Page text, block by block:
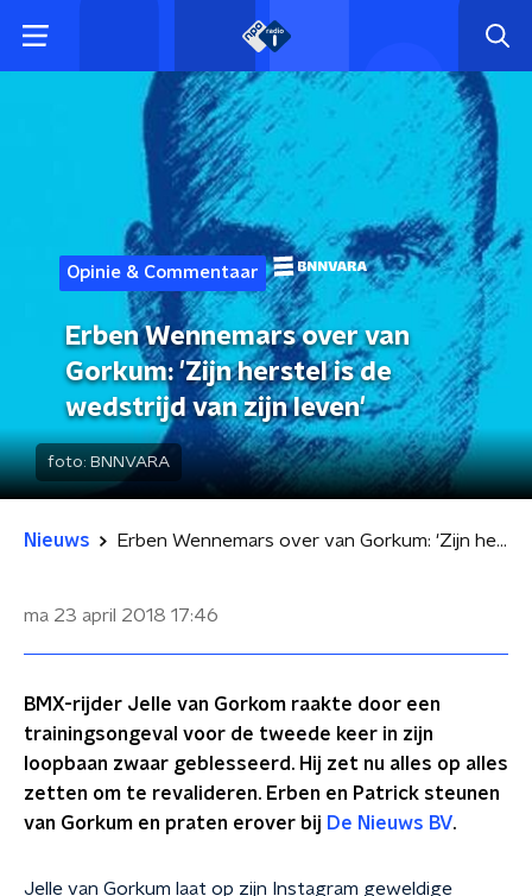
Opinie & Commentaar
Erben Wennemars over van
Gorkum: 'Zijn herstel is de
wedstrijd van zijn leven'
foto: BNNVARA
Nieuws Erben Wennemars over van Gorkum: 'Zijn herstel is de wedstrijd van zijn leven'
ma 23 april 2018 17:46
BMX-rijder Jelle van Gorkom raakte door een
trainingsongeval voor de tweede keer in zijn
loopbaan zwaar geblesseerd. Hij zet nu alles op alles
zetten om te revalideren. Erben en Patrick steunen
van Gorkum en praten erover bij De Nieuws BV.
Jelle van Gorkum laat op zijn Instagram geweldige